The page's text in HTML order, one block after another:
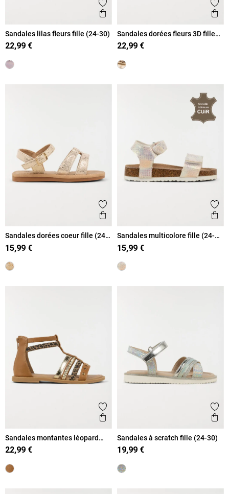
Ajouter aux favoris
Aperçu rapide
Sandales lilas fleurs fille (24-30)
22,99 €
Sandales dorées fleurs 3D fille
(24-30)
22,99 €
Ajouter aux favoris
Aperçu rapide
Sandales dorées coeur fille (24-
30)
15,99 €
Sandales multicolore fille (24-
30)
15,99 €
Ajouter aux favoris
Aperçu rapide
Sandales montantes léopard
fille (24-30)
22,99 €
Sandales à scratch fille (24-30)
19,99 €